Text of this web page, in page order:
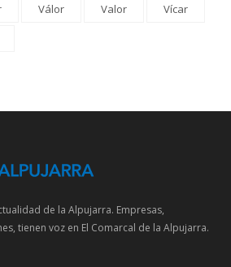
Válor Valor
Vícar
de la Alpujarra. Empresas,
tienen voz en El Comarcal de la Alpujarra.